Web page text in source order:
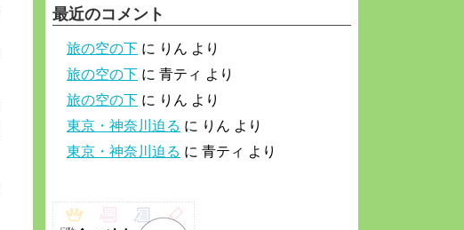
最近のコメント
旅の空の下 に りん より
旅の空の下 に 青ティ より
旅の空の下 に りん より
東京・神奈川迫る に りん より
東京・神奈川迫る に 青ティ より